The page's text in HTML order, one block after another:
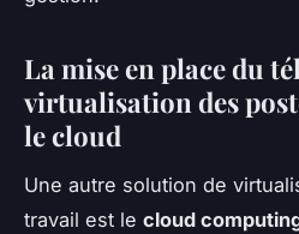
La mise en place du
virtualisation des
le cloud
Une autre solution de
travail est le cloud